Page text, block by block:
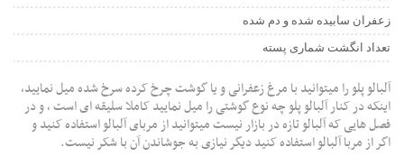
زعفران سابیده شده و دم شده
تعداد انگشت شماری پسته
آلبالو پلو را میتوانید با مرغ زعفرانی و یا گوشت چرخ کرده سرخ شده میل نمایید،
اینکه در کنار آلبالو پلو چه نوع گوشتی را میل نمایید کاملا سلیقه ای است ، و در
فصل هایی که آلبالو تازه در بازار نیست میتوانید از مربای آلبالو استفاده کنید و
اگر از مربا آلبالو استفاده کنید دیگر نیازی به جوشاندن آن با شکر نیست.